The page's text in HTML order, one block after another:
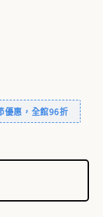
優惠，全館96折